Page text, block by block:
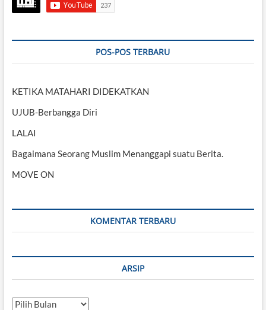
POS-POS TERBARU
KETIKA MATAHARI DIDEKATKAN
UJUB-Berbangga Diri
LALAI
Bagaimana Seorang Muslim Menanggapi suatu Berita.
MOVE ON
KOMENTAR TERBARU
ARSIP
Arsip